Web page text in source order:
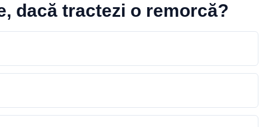
dacă tractezi o remorcă?